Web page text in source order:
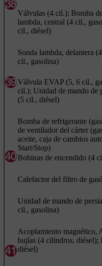
Válvulas (4 cil.); Bomba
lambda, central (4 cil.,
cil., diésel)
Sonda lambda, delantera
cil., gasolina)
Válvula EVAP (5, 6 cil.,
cil.); Unidad de mando de
(5 cil., diésel)
Bomba de refrigerante
de ventilador del cárter
aceite, caja de cambios
Start/Stop)
Bobinas de encendido (4
Calefactor del filtro de
Unidad de mando de
cil., gasolina)
Acoplamiento magnético,
bujías (4 cilindros, diésel);
diésel)